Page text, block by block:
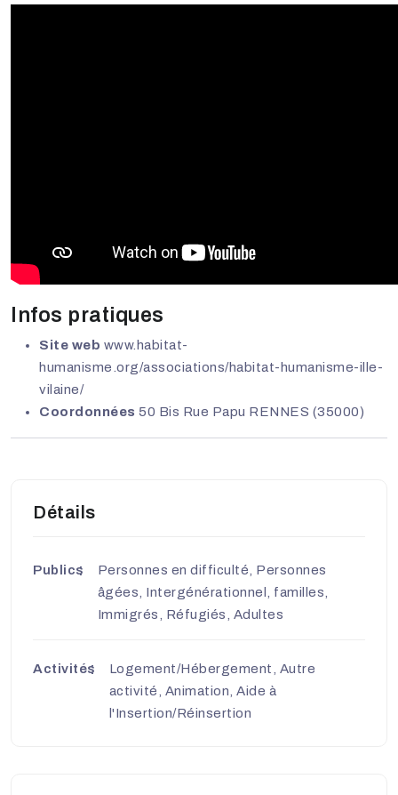
Infos pratiques
Site web www.habitat-
humanisme.org/associations/habitat-humanisme-ille-
vilaine/
Coordonnées 50 Bis Rue Papu RENNES (35000)
Détails
Publics
Personnes en difficulté, Personnes
âgées, Intergénérationnel, familles,
Immigrés, Réfugiés, Adultes
Activités
Logement/Hébergement, Autre
activité, Animation, Aide à
l'Insertion/Réinsertion